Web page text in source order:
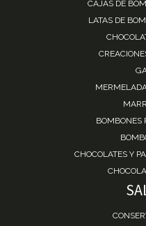
CAJAS DE
LATAS DE
BOMBONES
CHOCOLATES Y